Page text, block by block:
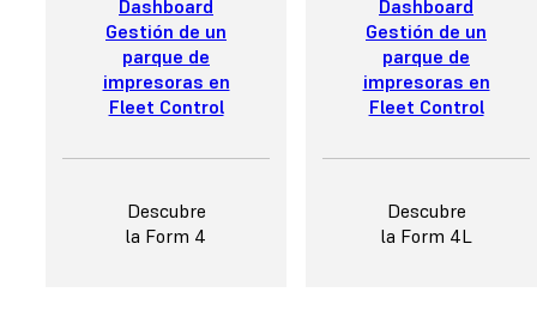
Dashboard
Gestión de un
parque de
impresoras en
Fleet Control
Descubre
la Form 4
Dashboard
Gestión de un
parque de
impresoras en
Fleet Control
Descubre
la Form 4L